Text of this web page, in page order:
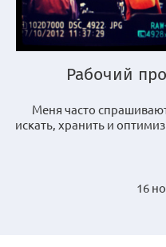
Рабочий
Меня часто
искать, хранить и
16